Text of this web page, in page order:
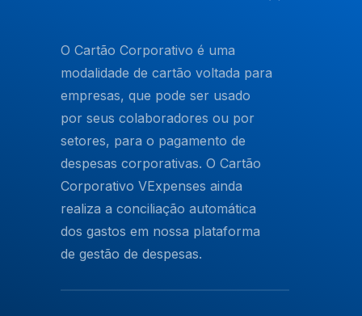
O Cartão Corporativo é uma
modalidade de cartão voltada para
empresas, que pode ser usado
por seus colaboradores ou por
setores, para o pagamento de
despesas corporativas. O Cartão
Corporativo VExpenses ainda
realiza a conciliação automática
dos gastos em nossa plataforma
de gestão de despesas.